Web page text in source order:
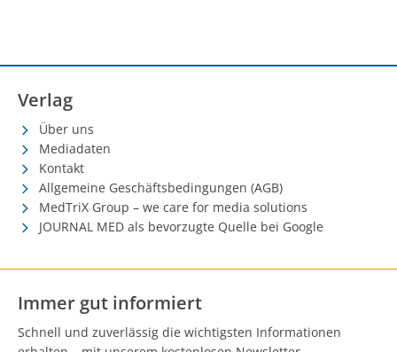
Verlag
Über uns
Mediadaten
Kontakt
Allgemeine Geschäftsbedingungen (AGB)
MedTriX Group – we care for media solutions
JOURNAL MED als bevorzugte Quelle bei Google
Immer gut informiert
Schnell und zuverlässig die wichtigsten Informationen